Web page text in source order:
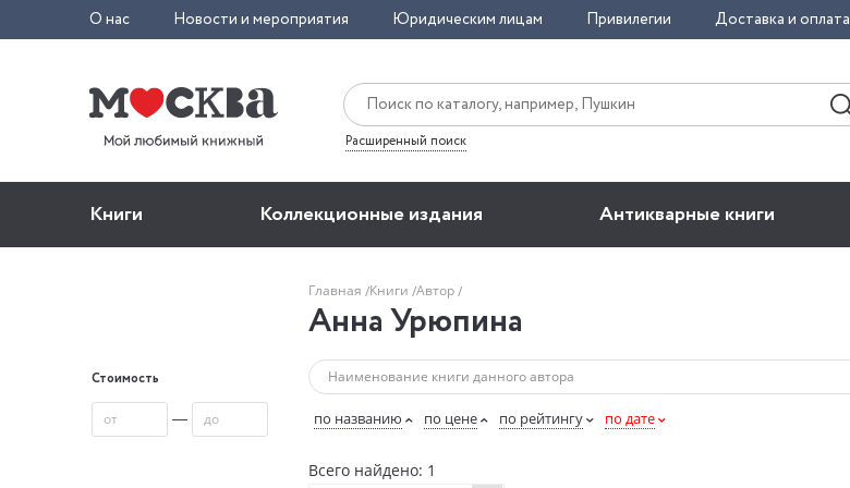
О нас Новости и мероприятия Юридическим лицам Привилегии Доставка и оплата
Расширенный поиск
Книги Коллекционные издания Антикварные книги
Главная Книги Автор
Анна Урюпина
Стоимость
— по названию по цене по рейтингу по дате
Всего найдено: 1